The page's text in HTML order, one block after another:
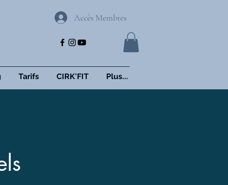
Accès Membres
Tarifs CIRK'FIT Plus...